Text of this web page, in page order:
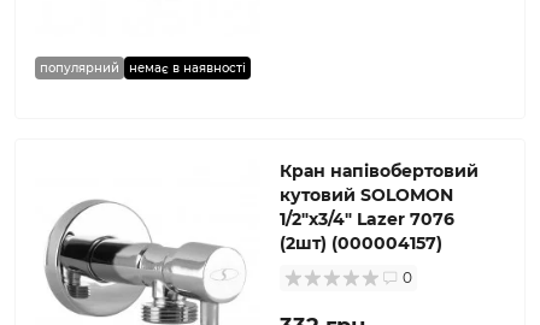
популярний немає в наявності
Кран напівобертовий
кутовий SOLOMON
1/2″х3/4″ Lazer 7076
(2шт) (000004157)
0